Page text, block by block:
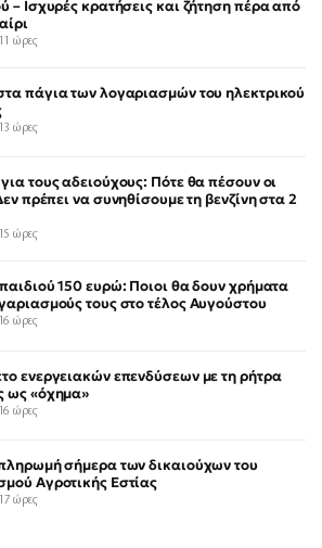
– Ισχυρές κρατήσεις και ζήτηση πέρα από
ώρες
πάγια των λογαριασμών του ηλεκτρικού
ώρες
τους αδειούχους: Πότε θα πέσουν οι
πρέπει να συνηθίσουμε τη βενζίνη στα 2
ώρες
150 ευρώ: Ποιοι θα δουν χρήματα
τους στο τέλος Αυγούστου
ώρες
ενεργειακών επενδύσεων με τη ρήτρα
ως «όχημα»
ώρες
σήμερα των δικαιούχων του
Αγροτικής Εστίας
ώρες